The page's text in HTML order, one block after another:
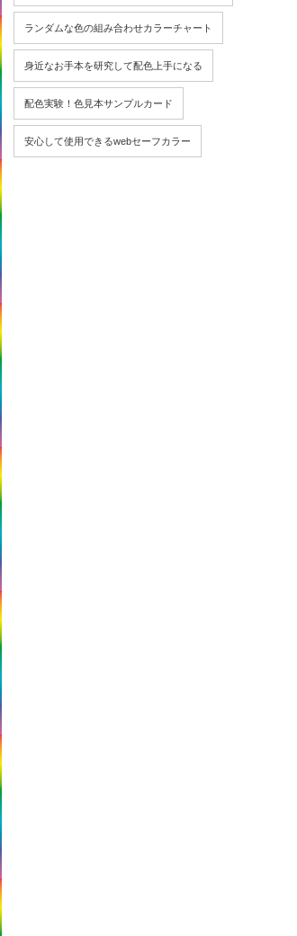
ランダムな色の組み合わせカラーチャート
身近なお手本を研究して配色上手になる
配色実験！色見本サンプルカード
安心して使用できるwebセーフカラー